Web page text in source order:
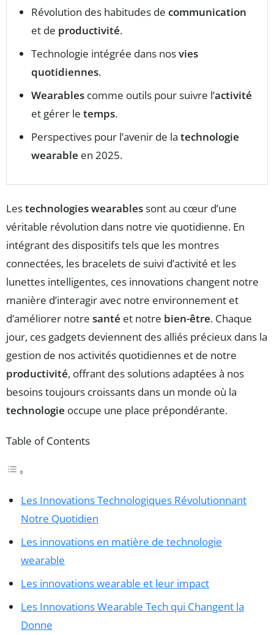
Révolution des habitudes de communication
et de productivité.
Technologie intégrée dans nosvies
quotidiennes.
Wearables comme outils pour suivre l’activité
et gérer le temps.
Perspectives pour l’avenir de la technologie
wearable en 2025.
Lestechnologies wearablessont au cœur d’une
véritable révolution dans notre vie quotidienne. En
intégrant des dispositifs tels que les montres
connectées, les bracelets de suivi d’activité et les
lunettes intelligentes, ces innovations changent notre
manière d’interagir avec notre environnement et
d’améliorer notre santé et notre bien-être. Chaque
jour, ces gadgets deviennent des alliés précieux dans la
gestion de nos activités quotidiennes et de notre
productivité, offrant des solutions adaptées à nos
besoins toujours croissants dans un monde où la
technologie occupe une place prépondérante.
Table of Contents
Les Innovations Technologiques Révolutionnant
Notre Quotidien
Les innovations en matière de technologie
wearable
Les innovations wearable et leur impact
Les Innovations Wearable Tech qui Changent la
Donne